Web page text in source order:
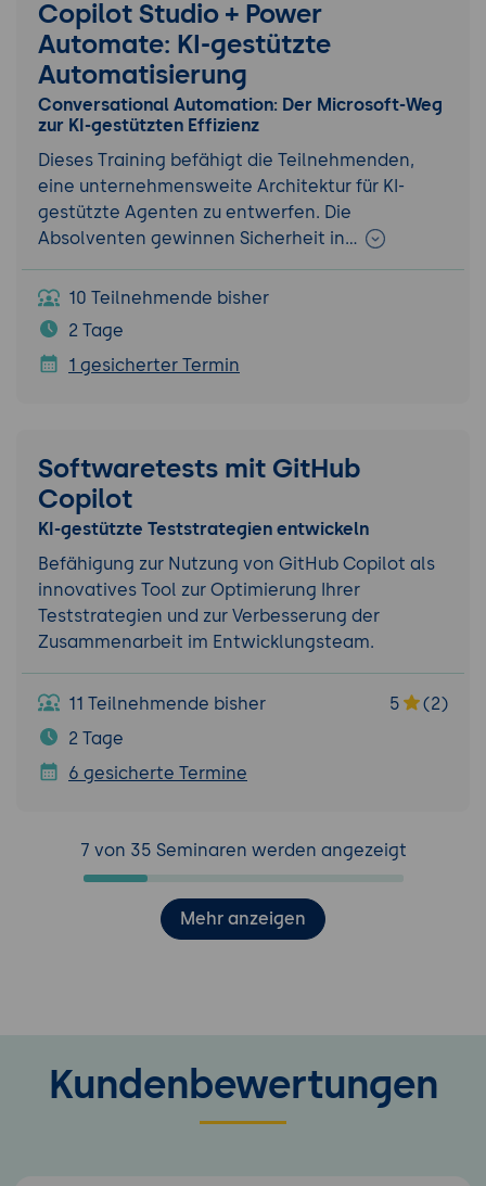
Copilot Studio + Power
Automate: KI-gestützte
Automatisierung
Conversational Automation: Der Microsoft-Weg
zur KI-gestützten Effizienz
Dieses Training befähigt die Teilnehmenden,
eine unternehmensweite Architektur für KI-
gestützte Agenten zu entwerfen. Die
Absolventen gewinnen Sicherheit in…
10 Teilnehmende bisher
2 Tage
1 gesicherter Termin
Softwaretests mit GitHub
Copilot
KI-gestützte Teststrategien entwickeln
Befähigung zur Nutzung von GitHub Copilot als
innovatives Tool zur Optimierung Ihrer
Teststrategien und zur Verbesserung der
Zusammenarbeit im Entwicklungsteam.
11 Teilnehmende bisher 5
(2)
2 Tage
6 gesicherte Termine
7 von 35 Seminaren werden angezeigt
Mehr anzeigen
Kundenbewertungen